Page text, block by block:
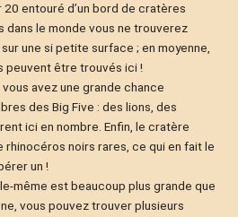
entouré d’un bord de cratères
dans le monde vous ne trouverez
une si petite surface ; en moyenne,
peuvent être trouvés ici !
vous avez une grande chance
des Big Five : des lions, des
ici en nombre. Enfin, le cratère
rhinocéros noirs rares, ce qui en fait le
un !
même est beaucoup plus grande que
vous pouvez trouver plusieurs